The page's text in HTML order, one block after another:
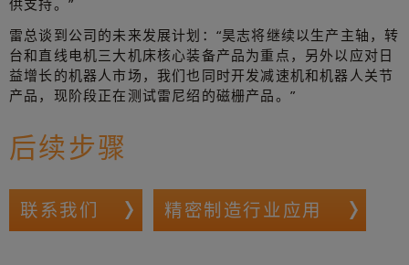
雷总谈到公司的未来发展计划：“昊志将继续以生产主轴，转
台和直线电机三大机床核心装备产品为重点，另外以应对日
益增长的机器人市场，我们也同时开发减速机和机器人关节
产品，现阶段正在测试雷尼绍的磁栅产品。”
后续步骤
联系我们 精密制造行业应用